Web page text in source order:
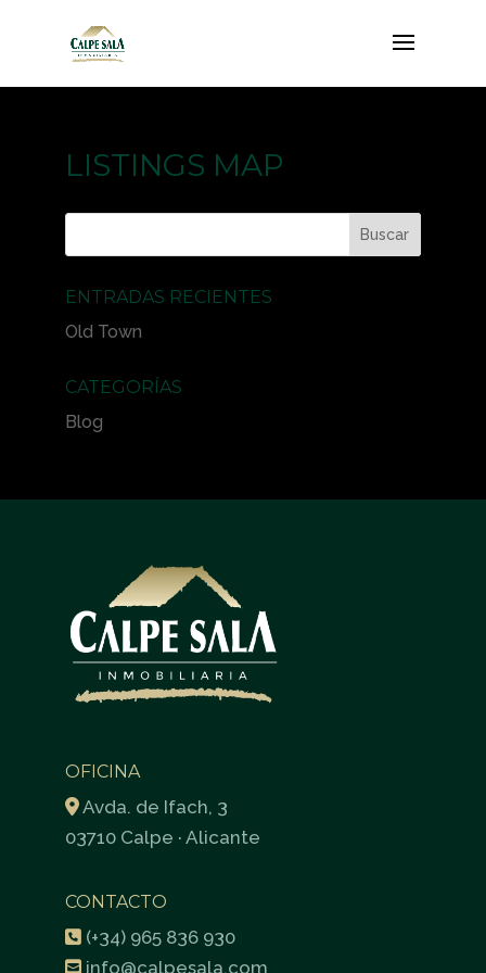
LISTINGS MAP
ENTRADAS RECIENTES
Old Town
CATEGORÍAS
Blog
OFICINA
Avda. de Ifach, 3
03710 Calpe · Alicante
CONTACTO
(+34) 965 836 930
info@calpesala.com